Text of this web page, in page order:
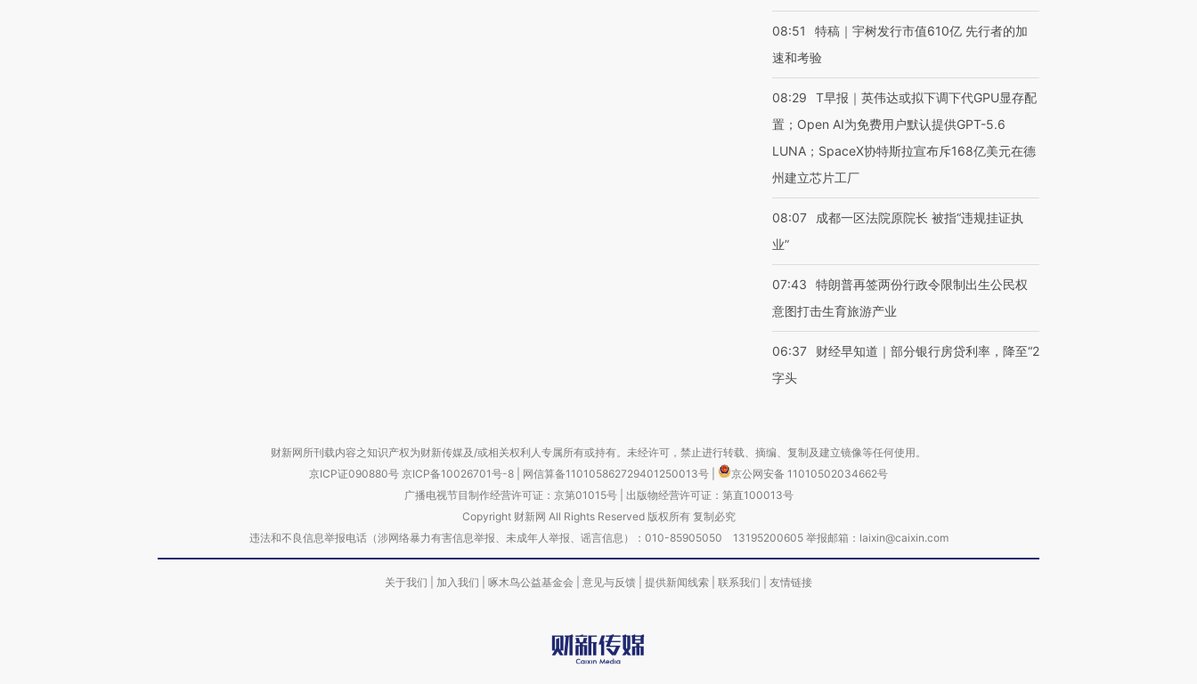
08:51
特稿｜宇树发行市值610亿 先行者的加
速和考验
08:29
T早报｜英伟达或拟下调下代GPU显存配
置；Open AI为免费用户默认提供GPT-5.6
LUNA；SpaceX协特斯拉宣布斥168亿美元在德
州建立芯片工厂
08:07
成都一区法院原院长 被指“违规挂证执
业”
07:43
特朗普再签两份行政令限制出生公民权
意图打击生育旅游产业
06:37
财经早知道｜部分银行房贷利率，降至“2
字头
财新网所刊载内容之知识产权为财新传媒及/或相关权利人专属所有或持有。未经许可，禁止进行转载、摘编、复制及建立镜像等任何使用。
京ICP证090880号 京ICP备10026701号-8 网信算备110105862729401250013号
京公网安备 11010502034662号
广播电视节目制作经营许可证：京第01015号| 出版物经营许可证：第直100013号
Copyright 财新网 All Rights Reserved 版权所有 复制必究
违法和不良信息举报电话（涉网络暴力有害信息举报、未成年人举报、谣言信息）：010-85905050 13195200605 举报邮箱：laixin@caixin.com
关于我们 加入我们 啄木鸟公益基金会 意见与反馈 提供新闻线索 联系我们 友情链接